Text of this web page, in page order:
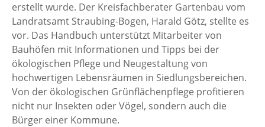
erstellt wurde. Der Kreisfachberater Gartenbau vom
Landratsamt Straubing-Bogen, Harald Götz, stellte es
vor. Das Handbuch unterstützt Mitarbeiter von
Bauhöfen mit Informationen und Tipps bei der
ökologischen Pflege und Neugestaltung von
hochwertigen Lebensräumen in Siedlungsbereichen.
Von der ökologischen Grünflächenpflege profitieren
nicht nur Insekten oder Vögel, sondern auch die
Bürger einer Kommune.